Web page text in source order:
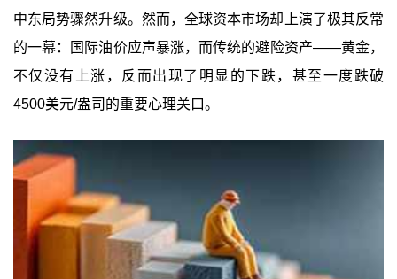
中东局势骤然升级。然而，全球资本市场却上演了极其反常
的一幕：国际油价应声暴涨，而传统的避险资产——黄金，
不仅没有上涨，反而出现了明显的下跌，甚至一度跌破
4500美元/盎司的重要心理关口。